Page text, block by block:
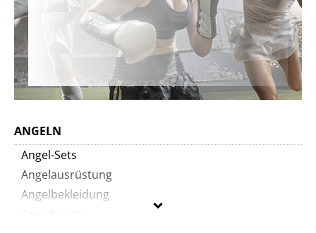
ANGELN
Angel-Sets
Angelausrüstung
Angelbekleidung